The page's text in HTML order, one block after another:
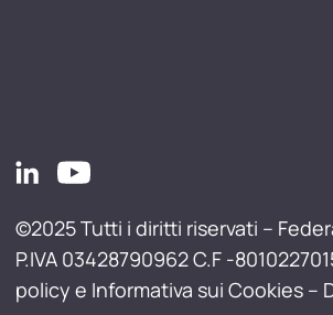
©2025 Tutti i diritti riservati –
P.IVA 03428790962 C.F -
policy e Informativa sui Cookies –